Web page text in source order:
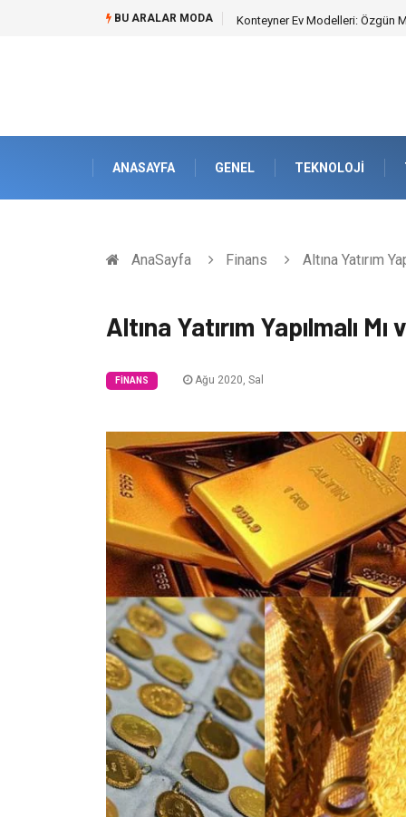
BU ARALAR MODA Nakliye Nedir ve Tedarik
ANASAYFA GENEL TEKNOLOJI
AnaSayfa Finans Altına Yatırım
Altına Yatırım Yapılmalı
FINANS Ağu 2020, Sal